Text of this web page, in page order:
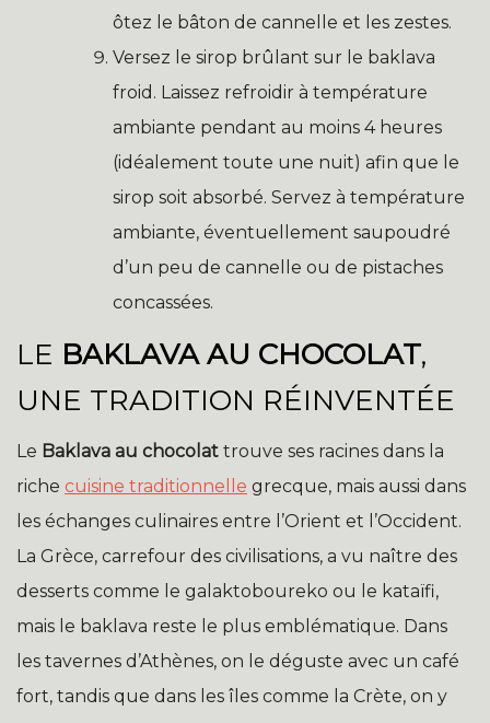
ôtez le bâton de cannelle et les zestes.
Versez le sirop brûlant sur le baklava
froid. Laissez refroidir à température
ambiante pendant au moins 4 heures
(idéalement toute une nuit) afin que le
sirop soit absorbé. Servez à température
ambiante, éventuellement saupoudré
d’un peu de cannelle ou de pistaches
concassées.
LE BAKLAVA AU CHOCOLAT,
UNE TRADITION RÉINVENTÉE
Le Baklava au chocolat trouve ses racines dans la
riche cuisine traditionnelle grecque, mais aussi dans
les échanges culinaires entre l’Orient et l’Occident.
La Grèce, carrefour des civilisations, a vu naître des
desserts comme le galaktoboureko ou le kataïfi,
mais le baklava reste le plus emblématique. Dans
les tavernes d’Athènes, on le déguste avec un café
fort, tandis que dans les îles comme la Crète, on y